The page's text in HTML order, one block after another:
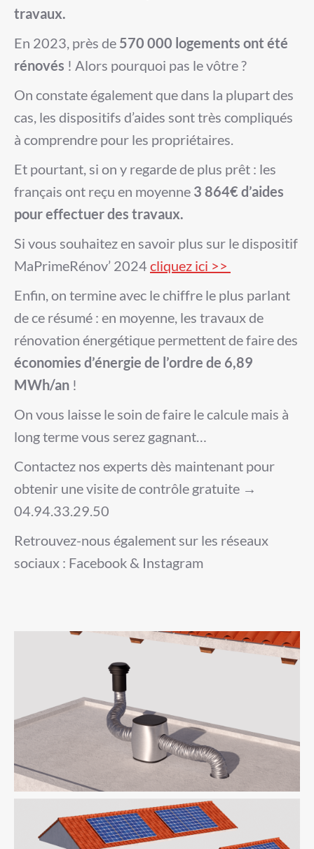
travaux.
En 2023, près de 570 000 logements ont été
rénovés ! Alors pourquoi pas le vôtre ?
On constate également que dans la plupart des
cas, les dispositifs d’aides sont très compliqués
à comprendre pour les propriétaires.
Et pourtant, si on y regarde de plus prêt : les
français ont reçu en moyenne 3 864€ d’aides
pour effectuer des travaux.
Si vous souhaitez en savoir plus sur le dispositif
MaPrimeRénov’ 2024cliquez ici >>
Enfin, on termine avec le chiffre le plus parlant
de ce résumé : en moyenne, les travaux de
rénovation énergétique permettent de faire des
économies d’énergie de l’ordre de 6,89
MWh/an !
On vous laisse le soin de faire le calcule mais à
long terme vous serez gagnant…
Contactez nos experts dès maintenant pour
obtenir une visite de contrôle gratuite →
04.94.33.29.50
Retrouvez-nous également sur les réseaux
sociaux : Facebook & Instagram